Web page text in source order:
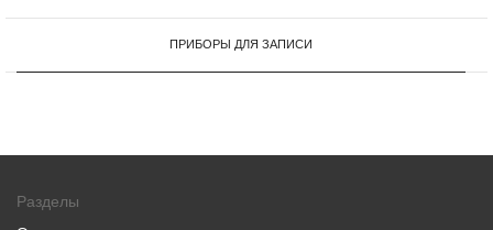
ПРИБОРЫ ДЛЯ ЗАПИСИ
Разделы